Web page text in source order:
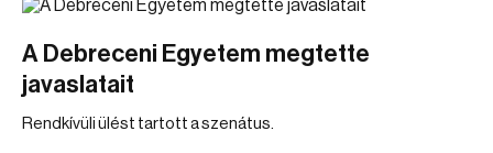
A Debreceni Egyetem megtette
javaslatait
Rendkívüli ülést tartott a szenátus.